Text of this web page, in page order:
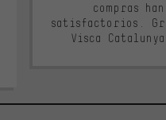
compras
satisfactorios.
Visca